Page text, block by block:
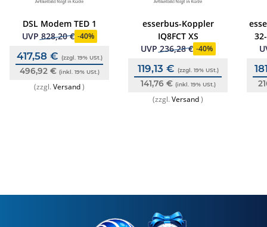
DSL Modem TED 1
UVP 828,20 € -40%
417,58 € (zzgl. 19% USt.)
496,92 € (inkl. 19% USt.)
(zzgl.Versand)
esserbus-Koppler
IQ8FCT XS
UVP 236,28 € -40%
119,13 € (zzgl. 19% USt.)
141,76 € (inkl. 19% USt.)
(zzgl.Versand)